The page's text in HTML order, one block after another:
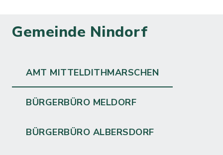
Gemeinde Nindorf
AMT MITTELDITHMARSCHEN
BÜRGERBÜRO MELDORF
BÜRGERBÜRO ALBERSDORF